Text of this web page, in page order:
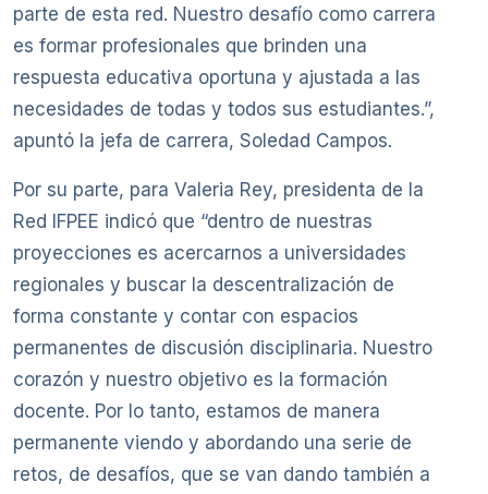
parte de esta red. Nuestro desafío como carrera
es formar profesionales que brinden una
respuesta educativa oportuna y ajustada a las
necesidades de todas y todos sus estudiantes.”,
apuntó la jefa de carrera, Soledad Campos.
Por su parte, para Valeria Rey, presidenta de la
Red IFPEE indicó que “dentro de nuestras
proyecciones es acercarnos a universidades
regionales y buscar la descentralización de
forma constante y contar con espacios
permanentes de discusión disciplinaria. Nuestro
corazón y nuestro objetivo es la formación
docente. Por lo tanto, estamos de manera
permanente viendo y abordando una serie de
retos, de desafíos, que se van dando también a